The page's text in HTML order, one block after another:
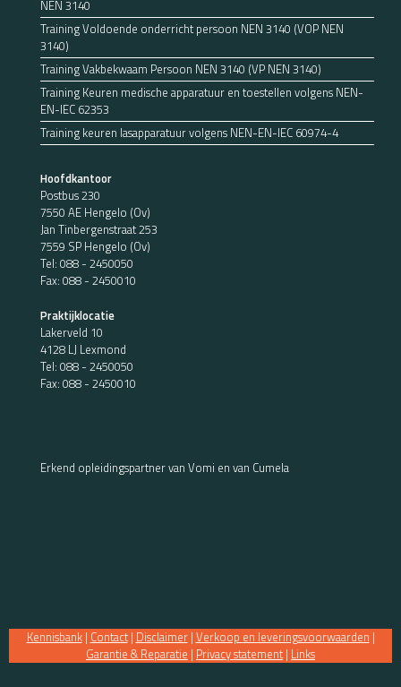
NEN 3140
Training Voldoende onderricht persoon NEN 3140 (VOP NEN
3140)
Training Vakbekwaam Persoon NEN 3140 (VP NEN 3140)
Training Keuren medische apparatuur en toestellen volgens NEN-
EN-IEC 62353
Training keuren lasapparatuur volgens NEN-EN-IEC 60974-4
Hoofdkantoor
Postbus 230
7550 AE Hengelo (Ov)
Jan Tinbergenstraat 253
7559 SP Hengelo (Ov)
Tel: 088 - 2450050
Fax: 088 - 2450010
Praktijklocatie
Lakerveld 10
4128 LJ Lexmond
Tel: 088 - 2450050
Fax: 088 - 2450010
Erkend opleidingspartner van Vomi en van Cumela
Kennisbank| Contact| Disclaimer| Verkoop en leveringsvoorwaarden |
Garantie & Reparatie | Privacy statement | Links